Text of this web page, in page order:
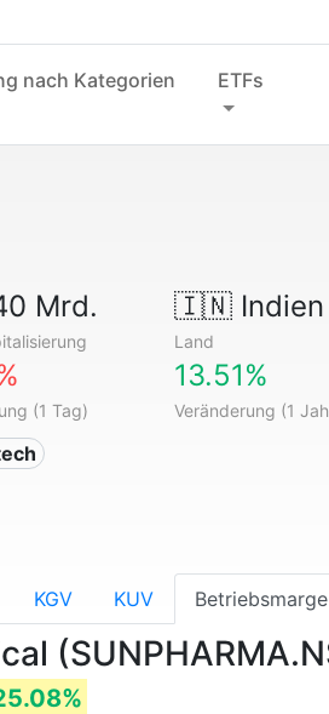
nach Kategorien ETFs
Mrd. 🇮🇳Indien
Land
(1 Tag)
13.51%
Veränderung (1
KGV KUV Betriebsmarge